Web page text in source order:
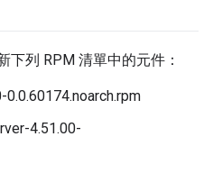
下列 RPM 清單中的元件：
4.51.00-